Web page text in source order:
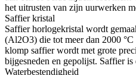
het uitrusten van zijn uurwerken
Saffier kristal
Saffier horlogekristal wordt
(Al2O3) die tot meer dan 2000
klomp saffier wordt met grote
bijgesneden en gepolijst. Saffier is
Waterbestendigheid